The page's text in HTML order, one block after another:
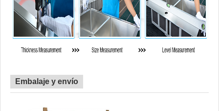
Embalaje y envío